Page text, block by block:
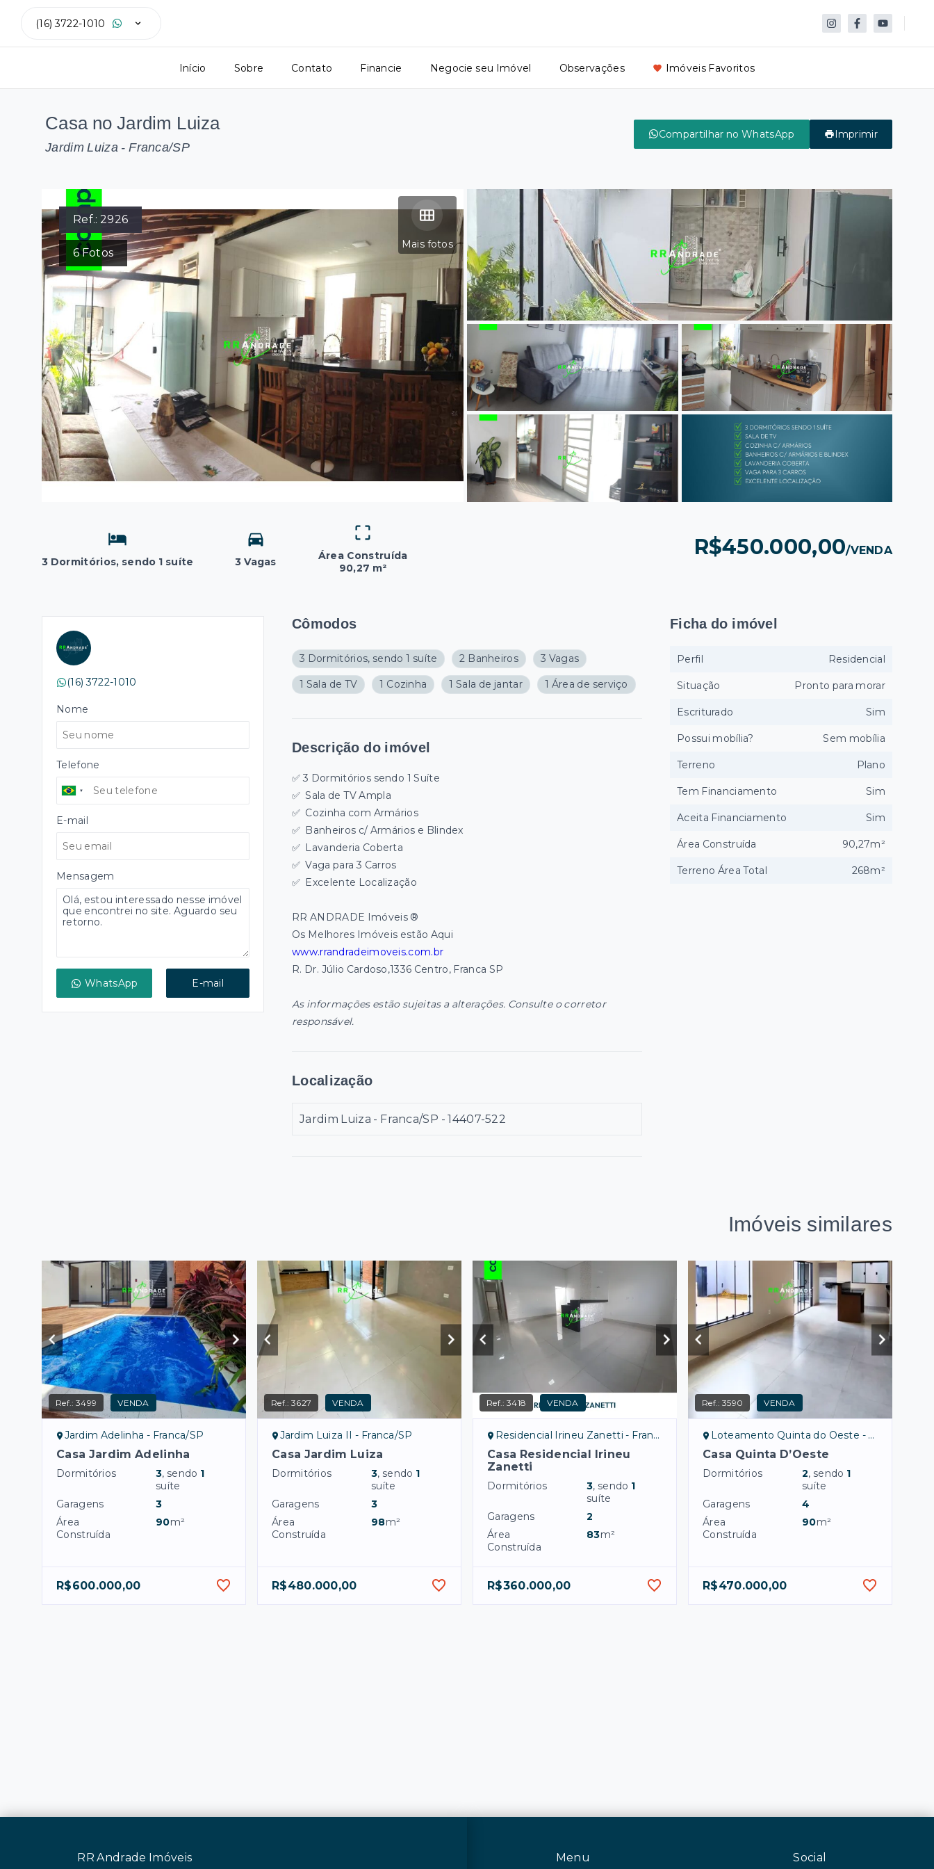
(16) 3722-1010
Início Sobre Contato Financie Negocie seu Imóvel Observações Imóveis Favoritos
Casa no Jardim Luiza
Jardim Luiza - Franca/SP
Compartilhar no WhatsApp Imprimir
Mais fotos
Ref.: 2926
6Fotos
3 Dormitórios, sendo 1 suíte 3 Vagas
Área Construída
90,27 m²
R$450.000,00/VENDA
(16) 3722-1010
Nome
Telefone
E-mail
Mensagem
WhatsApp E-mail
Cômodos
3 Dormitórios, sendo 1 suíte 2 Banheiros 3 Vagas
1 Sala de TV 1 Cozinha 1 Sala de jantar 1 Área de serviço
Descrição do imóvel
✅ 3 Dormitórios sendo 1 Suíte
✅ Sala de TV Ampla
✅ Cozinha com Armários
✅ Banheiros c/ Armários e Blindex
✅ Lavanderia Coberta
✅ Vaga para 3 Carros
✅ Excelente Localização
RR ANDRADE Imóveis ®
Os Melhores Imóveis estão Aqui
www.rrandradeimoveis.com.br
R. Dr. Júlio Cardoso,1336 Centro, Franca SP
As informações estão sujeitas a alterações. Consulte o corretor
responsável.
Localização
Jardim Luiza - Franca/SP - 14407-522
Ficha do imóvel
Perfil Residencial
Situação Pronto para morar
Escriturado Sim
Possui mobília? Sem mobília
Terreno Plano
Tem Financiamento Sim
Aceita Financiamento Sim
Área Construída 90,27m²
Terreno Área Total 268m²
Imóveis similares
Ref.:3499 VENDA
Jardim Adelinha - Franca/SP
Casa Jardim Adelinha
Dormitórios 3, sendo 1
suíte
Garagens
3
Área
Construída
90m²
R$600.000,00
Ref.:3627 VENDA
Jardim Luiza II - Franca/SP
Casa Jardim Luiza
Dormitórios 3, sendo 1
suíte
Garagens
3
Área
Construída
98m²
R$480.000,00
Ref.:3418 VENDA
Residencial Irineu Zanetti - Franca/SP
Casa Residencial Irineu
Zanetti
Dormitórios 3, sendo 1
suíte
Garagens
2
Área
Construída
83m²
R$360.000,00
Ref.:3590 VENDA
Loteamento Quinta do Oeste - Franca/SP
Casa Quinta D’Oeste
Dormitórios 2, sendo 1
suíte
Garagens
4
Área
Construída
90m²
R$470.000,00
Menu Social
RR Andrade Imóveis